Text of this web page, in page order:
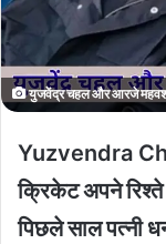
युजवेंद्र चहल और आरजे महवश
Yuzvendra
क्रिकेट अपने रिश्ते
पिछले साल पत्नी